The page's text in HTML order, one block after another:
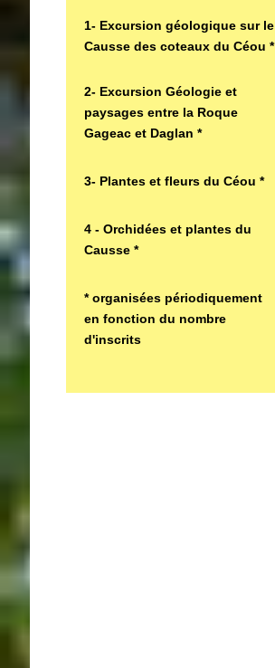
1- Excursion géologique sur le
Causse des coteaux du Céou *
2- Excursion Géologie et
paysages entre la Roque
Gageac et Daglan *
3- Plantes et fleurs du Céou *
4 - Orchidées et plantes du
Causse *
* organisées périodiquement
en fonction du nombre
d'inscrits